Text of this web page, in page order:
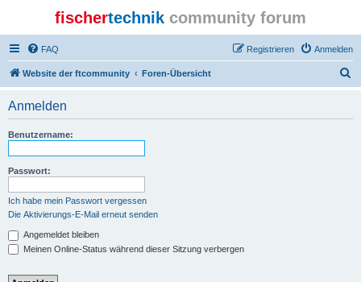
fischertechnik community forum
FAQ Anmelden
Registrieren
Website der ftcommunity Foren-Übersicht
Anmelden
Benutzername:
Passwort:
Ich habe mein Passwort vergessen
Die Aktivierungs-E-Mail erneut senden
Angemeldet bleiben
Meinen Online-Status während dieser Sitzung verbergen